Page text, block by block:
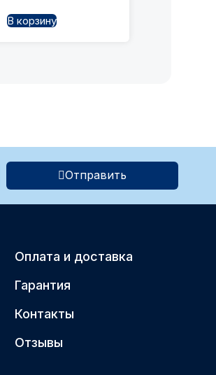
В корзину
Отправить
Оплата и доставка
Гарантия
Контакты
Отзывы